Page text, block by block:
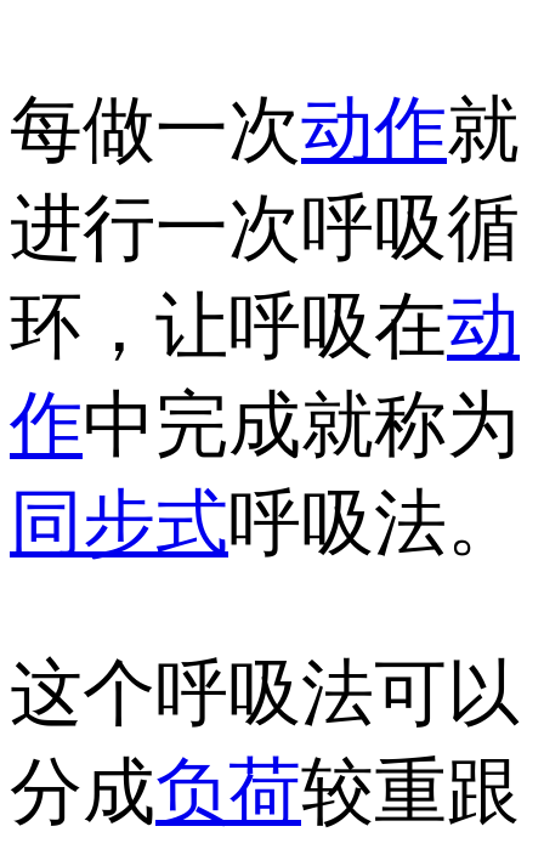
每做一次动作就
进行一次呼吸循
环，让呼吸在动
作中完成就称为
同步式呼吸法。
这个呼吸法可以
分成负荷较重跟